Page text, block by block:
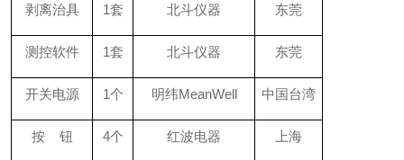
剥离治具 1套 北斗仪器 东莞
测控软件 1套 北斗仪器 东莞
开关电源 1个 明纬MeanWell 中国台湾
按 钮 4个 红波电器 上海